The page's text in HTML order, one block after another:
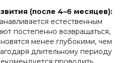
(после 4–6 месяцев):
естественным
постепенно возвращаться,
менее глубокими, чем
длительному периоду